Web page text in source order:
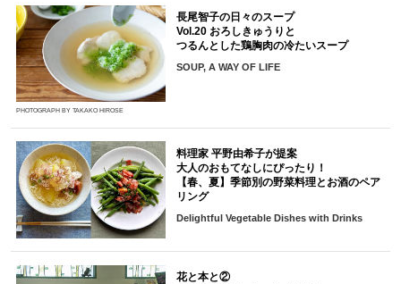
PHOTOGRAPH BY TAKAKO HIROSE
長尾智子の日々のスープ
Vol.20 おろしきゅうりと
つるんとした鶏胸肉の冷たいスープ
SOUP, A WAY OF LIFE
料理家 平野由希子が提案
大人のおもてなしにぴったり！
【春、夏】季節別の野菜料理とお酒のペア
リング
Delightful Vegetable Dishes with Drinks
花と本と②